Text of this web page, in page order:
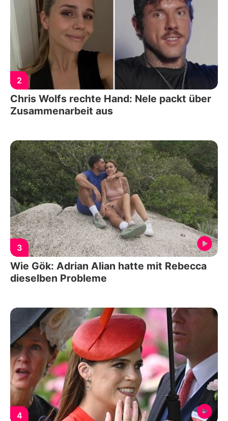
2
Chris Wolfs rechte Hand: Nele packt über
Zusammenarbeit aus
3
Wie Gök: Adrian Alian hatte mit Rebecca
dieselben Probleme
4